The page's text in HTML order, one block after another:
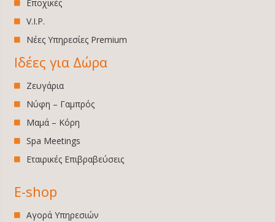
Εποχικές
V.I.P.
Νέες Υπηρεσίες Premium
Ιδέες για Δώρα
Ζευγάρια
Νύφη – Γαμπρός
Μαμά – Κόρη
Spa Meetings
Εταιρικές Επιβραβεύσεις
E-shop
Αγορά Υπηρεσιών